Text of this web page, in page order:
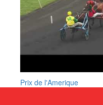
Prix de l'Amerique